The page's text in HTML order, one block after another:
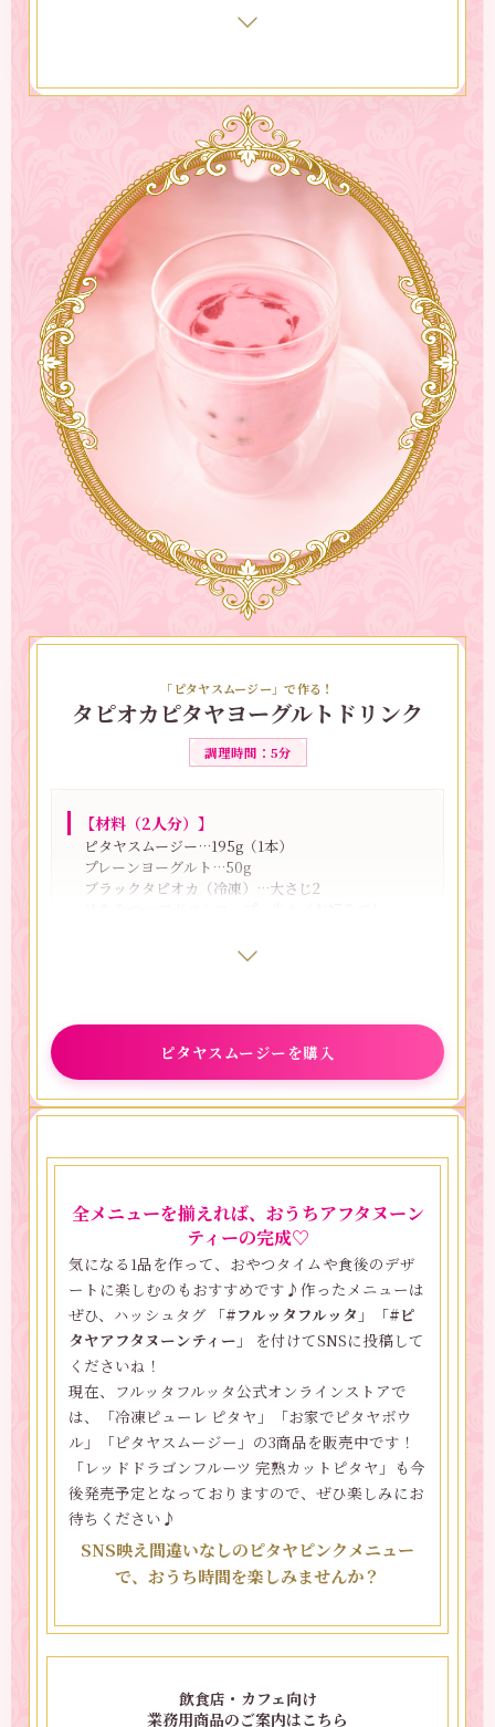
パイは焼くと大きく膨らむため、もう一枚の天板を乗
です。
【やまさきさんコメント】
ピタヤのあざやかなピンクがとても映えるので、苺が
ない季節にもおすすめ♪冷凍パイシートを使えば、お
店のようなミルフィーユが手軽に作れます。
カスタードのコクのある甘さと、ピタヤのさっぱりと
した風味が相性抜群！見た目も華やかで、特別感のあ
る一品に仕上がります。
・冷凍パイシートは使う10分前に常温に出して柔らか
・オーブンを180度に予熱する。
【作り方】
冷凍パイシートは、2枚の長い方の端を1cmほど重
ねて、型より1回り大きくなるまで麺棒を使って伸
ばす。
2.
型に薄く油を塗り、1を敷いて余分な生地を切り落
3.
フォークで数箇所穴を開け、使う直前まで冷蔵庫で
冷やしておく。
アパレイユを作る。フライパンにオリーブオイルを
入れ、細切りにしたベーコンと薄切りにした玉ねぎ
を加えてしんなりするまで炒める。
5.
凍ったままの「レッドドラゴンフルーツ 完熟カット
ピタヤ」を加えてざっと炒め、塩、 こしょうで味
を調え、お皿に移して冷ます。
ボウルに卵を割り入れ、アパレイユの残りの材料を
上から順に加えながら、その都度よく混ぜ合わせ
冷蔵庫で冷ましておいた生地の上に、5と6を入
れ、180度に予熱したオーブンで約30〜35分、おい
しそうな焼き色がつくまで焼く。
8.
オーブンから取り出し、粗熱をとって食べやすいサ
「レッドドラゴンフルーツ 完熟カットピタヤ」
のがポイント！余分な水分を飛ばすことで、仕
上がりの食感やまとまりがぐっと良くなりま
す。
塩味がよく合う一品です。 甘さと塩味のバラン
お好みでサワークリームを添えてもOK！コクと
酸味が加わっておいしいですよ♪
完熟カットピタヤ詳細
「ピタヤスムージー」で作る！
タピオカピタヤヨーグルトドリンク
調理時間：5分
【材料（2人分）】
ピタヤスムージー…195g（1本）
プレーンヨーグルト…50g
ブラックタピオカ（冷凍）…大さじ2
トを入れて混ぜる。お好みではちみつやアガベシロ
ップを加え、甘さを調整する。
2.
グラスの底に解凍したブラックタピオカを入れ、1
を注いだら完成！
ブラックタピオカは、乾燥タイプのものでも代用でき
ます（今回はより手軽にできるよう、冷凍タイプを使
用）。乾燥タイプのタピオカを使う場合は、パッケー
ジの表示に従って茹でておきましょう。
【やまさきさんコメント】
さっぱりと楽しめる、タピオカ入りドリンクです。
ヨーグルトのほどよい酸味と、ピタヤのやさしい甘さ
で、後味もすっきり軽やかに。甘さはお好みで調整で
きるので、その日の気分に合わせて楽しんでください
♪
ピタヤスムージーを購入
全メニューを揃えれば、おうちアフタヌーン
ティーの完成♡
気になる1品を作って、おやつタイムや食後のデザ
ートに楽しむのもおすすめです♪作ったメニューは
ぜひ、ハッシュタグ 「#フルッタフルッタ」「#ピ
タヤアフタヌーンティー」
を付けてSNSに投稿して
くださいね！
現在、フルッタフルッタ公式オンラインストアで
は、「冷凍ピューレ ピタヤ」「お家でピタヤボウ
ル」「ピタヤスムージー」の3商品を販売中です！
「レッドドラゴンフルーツ 完熟カットピタヤ」も今
後発売予定となっておりますので、ぜひ楽しみにお
待ちください♪
SNS映え間違いなしのピタヤピンクメニュー
で、おうち時間を楽しみませんか？
飲食店・カフェ向け
業務用商品のご案内はこちら